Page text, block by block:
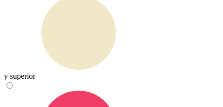
y superior